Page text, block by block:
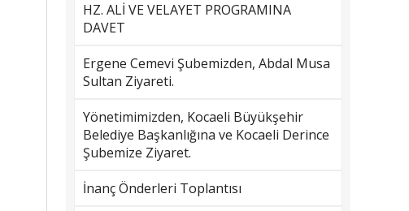
HZ. ALİ VE VELAYET PROGRAMINA
DAVET
Ergene Cemevi Şubemizden, Abdal Musa
Sultan Ziyareti.
Yönetimimizden, Kocaeli Büyükşehir
Belediye Başkanlığına ve Kocaeli Derince
Şubemize Ziyaret.
İnanç Önderleri Toplantısı